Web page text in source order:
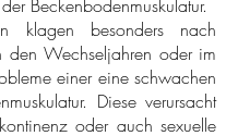
Beckenbodenmuskulatur.
klagen besonders nach
den Wechseljahren oder im
einer eine schwachen
Diese verursacht
oder auch sexuelle